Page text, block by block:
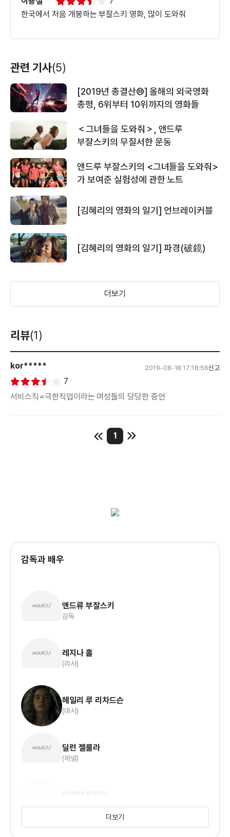
한국에서 처음 개봉하는 부잘스키 영화, 많이 도와줘
관련 기사(5)
[2019년 총결산⑬] 올해의 외국영화
총평, 6위부터 10위까지의 영화들
＜그녀들을 도와줘＞, 앤드루
부잘스키의 무질서한 운동
앤드루 부잘스키의 <그녀들을 도와줘>
가 보여준 실험성에 관한 노트
[김혜리의 영화의 일기] 언브레이커블
[김혜리의 영화의 일기] 파경(破鏡)
더보기
리뷰(1)
kor***** 2019-08-18 17:18:56신고
7
서비스직=극한직업이라는 여성들의 당당한 증언
1
감독과 배우
앤드류 부잘스키
감독
레지나 홀
(리사)
헤일리 루 리차드슨
(마시)
딜런 젤룰라
(제넬)
아만다 미칼카
(크리스타)
더보기